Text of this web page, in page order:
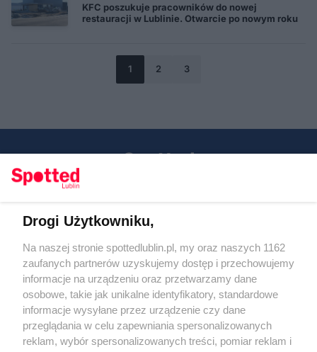
KFC poszukuje pracowników do nowej
restauracji w Lublinie. Otwarcie po nowym roku
1 2 3
KATEGORIE
Regulamin
Polityka prywatności
RODO
Warunki korzystania z treści
Drogi Użytkowniku,
Na naszej stronie spottedlublin.pl, my oraz naszych 1162
zaufanych partnerów uzyskujemy dostęp i przechowujemy
informacje na urządzeniu oraz przetwarzamy dane
osobowe, takie jak unikalne identyfikatory, standardowe
informacje wysyłane przez urządzenie czy dane
przeglądania w celu zapewniania spersonalizowanych
reklam, wybór spersonalizowanych treści, pomiar reklam i